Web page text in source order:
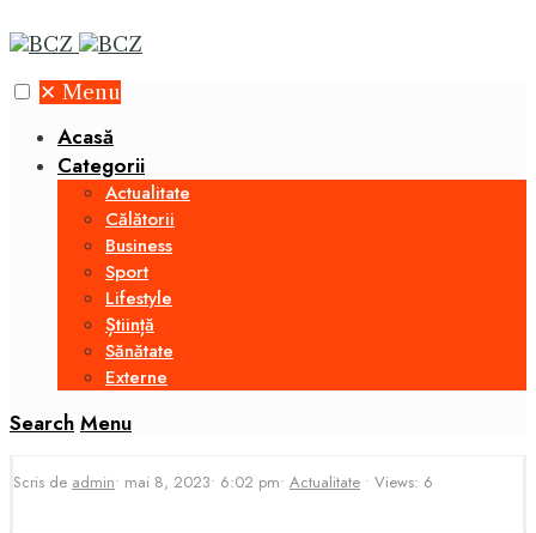
✕ Menu
Acasă
Categorii
Actualitate
Călătorii
Business
Sport
Lifestyle
Știință
Sănătate
Externe
Search Menu
Scris de admin• mai 8, 2023• 6:02 pm• Actualitate • Views: 6